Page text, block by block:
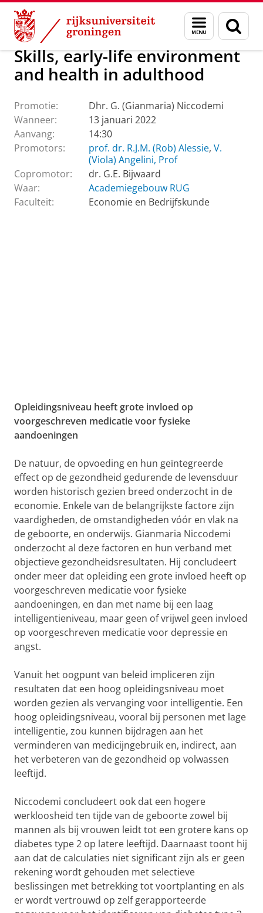
Skip
Content
Skip
Navigation
Menu
en
zoeken
Over ons Actueel Evenementen Promoties
Skills, early-life environment
and health in adulthood
Promotie:
Dhr. G. (Gianmaria) Niccodemi
Wanneer:
13 januari 2022
Aanvang:
14:30
Promotors:
prof. dr. R.J.M. (Rob) Alessie, V.
(Viola) Angelini, Prof
Copromotor:
dr. G.E. Bijwaard
Waar:
Academiegebouw RUG
Faculteit:
Economie en Bedrijfskunde
Opleidingsniveau heeft grote invloed op
voorgeschreven medicatie voor fysieke
aandoeningen
De natuur, de opvoeding en hun geïntegreerde
effect op de gezondheid gedurende de levensduur
worden historisch gezien breed onderzocht in de
economie. Enkele van de belangrijkste factore zijn
vaardigheden, de omstandigheden vóór en vlak na
de geboorte, en onderwijs. Gianmaria Niccodemi
onderzocht al deze factoren en hun verband met
objectieve gezondheidsresultaten. Hij concludeert
onder meer dat opleiding een grote invloed heeft op
voorgeschreven medicatie voor fysieke
aandoeningen, en dan met name bij een laag
intelligentieniveau, maar geen of vrijwel geen invloed
op voorgeschreven medicatie voor depressie en
angst.
Vanuit het oogpunt van beleid impliceren zijn
resultaten dat een hoog opleidingsniveau moet
worden gezien als vervanging voor intelligentie. Een
hoog opleidingsniveau, vooral bij personen met lage
intelligentie, zou kunnen bijdragen aan het
verminderen van medicijngebruik en, indirect, aan
het verbeteren van de gezondheid op volwassen
leeftijd.
Niccodemi concludeert ook dat een hogere
werkloosheid ten tijde van de geboorte zowel bij
mannen als bij vrouwen leidt tot een grotere kans op
diabetes type 2 op latere leeftijd. Daarnaast toont hij
aan dat de calculaties niet significant zijn als er geen
rekening wordt gehouden met selectieve
beslissingen met betrekking tot voortplanting en als
er wordt vertrouwd op zelf gerapporteerde